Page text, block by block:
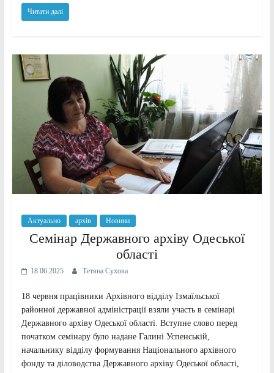
Читати далі
Актуально архів Новини
Семінар Державного архіву Одеської
області
18.06.2025 Тетяна Сухова
18 червня працівники Архівного відділу Ізмаїльської
районної державної адміністрації взяли участь в семінарі
Державного архіву Одеської області. Вступне слово перед
початком семінару було надане Галині Успенській,
начальнику відділу формування Національного архівного
фонду та діловодства Державного архіву Одеської області,